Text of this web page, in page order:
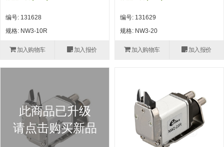
编号: 131628
规格: NW3-10R
加入购物车 加入报价
编号: 131629
规格: NW3-20
加入购物车 加入报价
此商品已升级
请点击购买新品
吸着金具(附保持机能) (2)
防转式金具(细微型、微型、小型)
大型) (13)
固定式/微型气缸用/调整器(其他)
(16)
钢管系列 (265)
型材系列・立体框架SUS (143)
标准夹具 (7)
钢管系列
钢管系列SUS钢管 (0)
钢管端盖，钢管切割器，夹持器
连接块/支架 (160)
基础框架 (47)
吸着框架 (8)
型材系列・立体框架SUS
立体框架铝型材 (9)
连接块组件 (5)
连接块 (16)
支架 (3)
配管部品・传感器 (154)
其它商品 (20)
配管部品・传感器
汇流板 (8)
接头 (49)
其它商品
螺丝・螺母・垫片 (12)
轻量化·树脂部品